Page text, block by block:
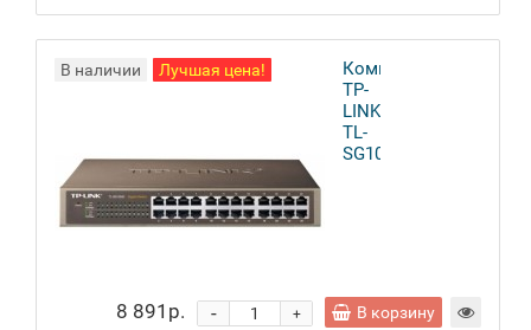
В наличии Лучшая цена!
Коммутатор
TP-
LINK
TL-
SG1024D
8 891р. +
- В корзину